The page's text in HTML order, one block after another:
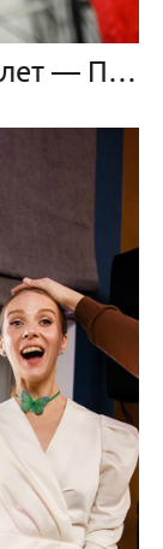
День Рождения Роберт 8 лет — Планета Аватар